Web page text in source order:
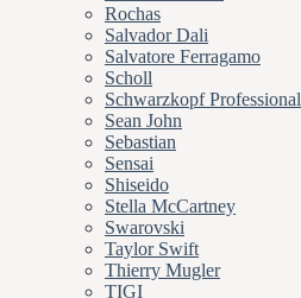
Rochas
Salvador Dali
Salvatore Ferragamo
Scholl
Schwarzkopf Professional
Sean John
Sebastian
Sensai
Shiseido
Stella McCartney
Swarovski
Taylor Swift
Thierry Mugler
TIGI